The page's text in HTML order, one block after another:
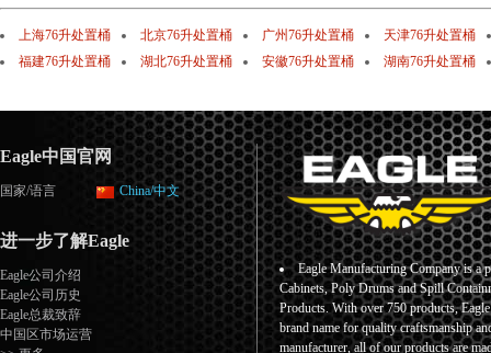
上海76升处置桶 北京76升处置桶 广州76升处置桶
天津76升处置桶
福建76升处置桶
湖北76升处置桶 安徽76升处置桶 湖南76升处置桶
Eagle中国官网
国家/语言 China/中文
进一步了解Eagle
Eagle公司介绍
Eagle公司历史
Eagle总裁致辞
中国区市场运营
Eagle Manufacturing Company is a
Cabinets, Poly Drums and Spill
Products. With over 750 products,
brand name for quality craftsmanship
manufacturer, all of our products are